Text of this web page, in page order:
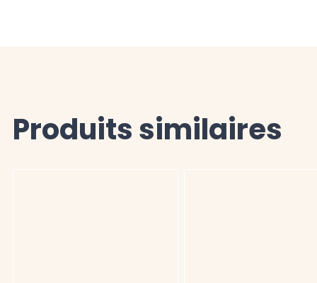
Produits similaires